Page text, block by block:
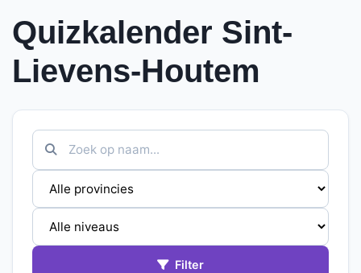
Quizkalender Sint-
Lievens-Houtem
Filter